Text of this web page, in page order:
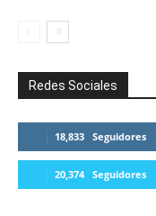
Redes Sociales
18,833 Seguidores
20,374 Seguidores